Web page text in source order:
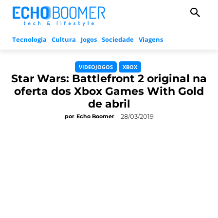
Tecnologia Cultura Jogos Sociedade Viagens
VIDEOJOGOS XBOX
Star Wars: Battlefront 2 original na
oferta dos Xbox Games With Gold
de abril
por Echo Boomer 28/03/2019